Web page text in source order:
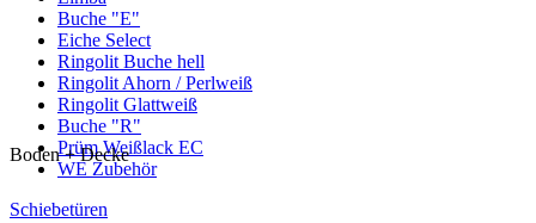
Buche "E"
Eiche Select
Ringolit Buche hell
Ringolit Ahorn / Perlweiß
Ringolit Glattweiß
Buche "R"
Prüm Weißlack EC
WE Zubehör
Schiebetüren
Boden + Decke